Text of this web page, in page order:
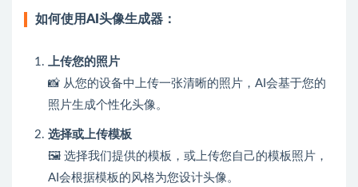
如何使用AI头像生成器：
上传您的照片
📸 从您的设备中上传一张清晰的照片，AI会基于您的
照片生成个性化头像。
选择或上传模板
🖼️ 选择我们提供的模板，或上传您自己的模板照片，
AI会根据模板的风格为您设计头像。